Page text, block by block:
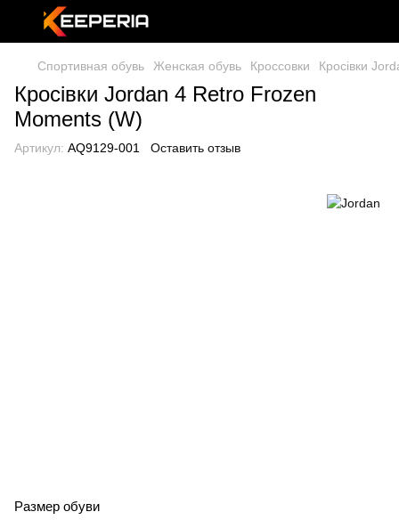
Спортивная обувь Женская обувь Кроссовки Кросівки
Кросівки Jordan 4 Retro Frozen
Moments (W)
Артикул: AQ9129-001 Оставить отзыв
Размер обуви